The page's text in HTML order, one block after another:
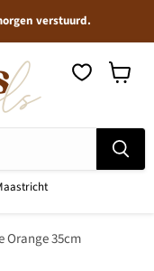
verstuurd.
Orange 35cm